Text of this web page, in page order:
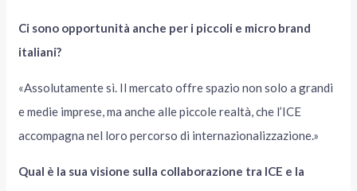
Ci sono opportunità anche per i piccoli e micro brand
italiani?
«Assolutamente sì. Il mercato offre spazio non solo a grandi
e medie imprese, ma anche alle piccole realtà, che l’ICE
accompagna nel loro percorso di internazionalizzazione.»
Qual è la sua visione sulla collaborazione tra ICE e la